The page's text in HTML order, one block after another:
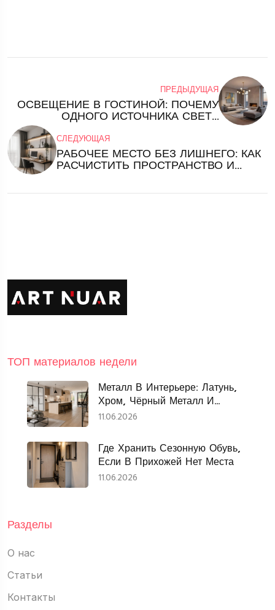
ПРЕДЫДУЩАЯ
ОСВЕЩЕНИЕ В ГОСТИНОЙ: ПОЧЕМУ
ОДНОГО ИСТОЧНИКА СВЕТА
СЛЕДУЮЩАЯ
РАБОЧЕЕ МЕСТО БЕЗ ЛИШНЕГО: КАК
РАСЧИСТИТЬ ПРОСТРАНСТВО И
ТОП материалов недели
Металл В Интерьере: Латунь,
Хром, Чёрный Металл И
Нержавеющая Сталь
11.06.2026
Где Хранить Сезонную Обувь,
Если В Прихожей Нет Места
11.06.2026
Разделы
О нас
Статьи
Контакты